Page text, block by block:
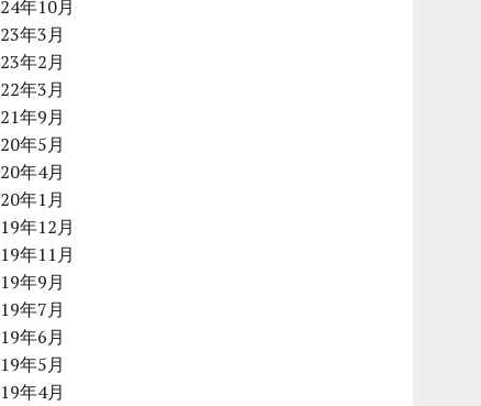
年10月
年3月
年2月
年3月
年9月
年5月
年4月
年1月
年12月
年11月
年9月
年7月
年6月
年5月
年4月